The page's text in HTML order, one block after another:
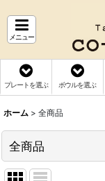
メニュー
プレートを選ぶ ボウルを選ぶ
ホーム > 全商品
全商品